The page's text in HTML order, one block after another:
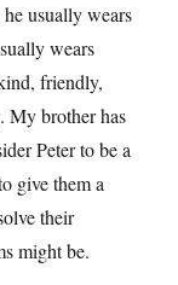
he usually wears
wears
friendly,
My brother has
Peter to be a
give them a
their
might be.